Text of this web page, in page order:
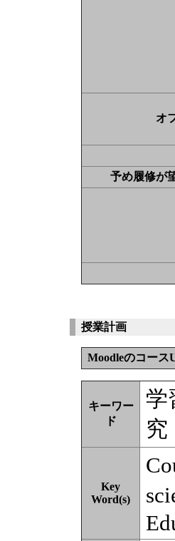
オ
予め履修が
授業計画
Moodleのコース
キーワー
ド
学
究
Key
Word(s)